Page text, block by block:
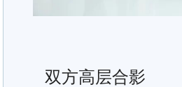
双方高层合影